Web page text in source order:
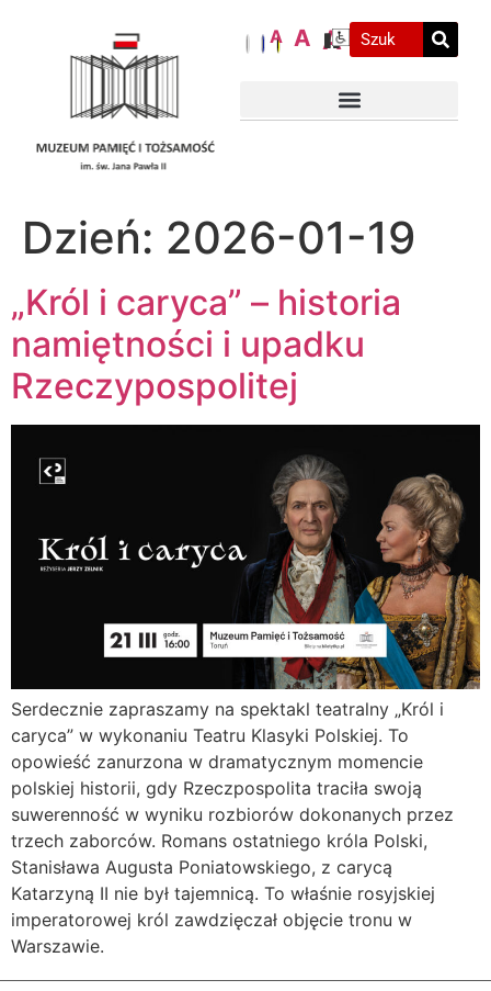
A A A
Dzień: 2026-01-19
„Król i caryca” – historia
namiętności i upadku
Rzeczypospolitej
Serdecznie zapraszamy na spektakl teatralny „Król i
caryca” w wykonaniu Teatru Klasyki Polskiej. To
opowieść zanurzona w dramatycznym momencie
polskiej historii, gdy Rzeczpospolita traciła swoją
suwerenność w wyniku rozbiorów dokonanych przez
trzech zaborców. Romans ostatniego króla Polski,
Stanisława Augusta Poniatowskiego, z carycą
Katarzyną II nie był tajemnicą. To właśnie rosyjskiej
imperatorowej król zawdzięczał objęcie tronu w
Warszawie.